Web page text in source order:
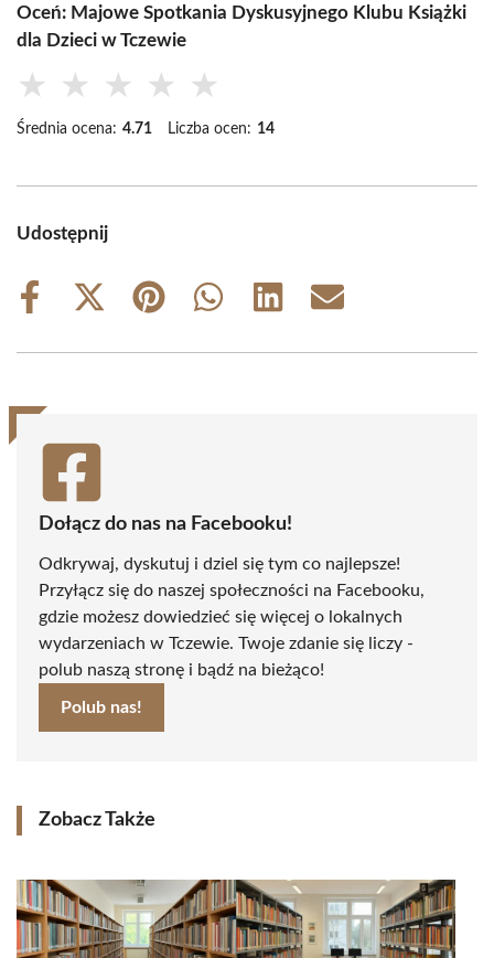
Oceń: Majowe Spotkania Dyskusyjnego Klubu Książki
dla Dzieci w Tczewie
★ ★ ★ ★ ★
Średnia ocena: 4.71 Liczba ocen: 14
Udostępnij
Share
Share
(Twitter)
Share
Share
Share
Share
Dołącz do nas na Facebooku!
Odkrywaj, dyskutuj i dziel się tym co najlepsze!
Przyłącz się do naszej społeczności na Facebooku,
gdzie możesz dowiedzieć się więcej o lokalnych
wydarzeniach w Tczewie. Twoje zdanie się liczy -
polub naszą stronę i bądź na bieżąco!
Polub nas!
Zobacz Także